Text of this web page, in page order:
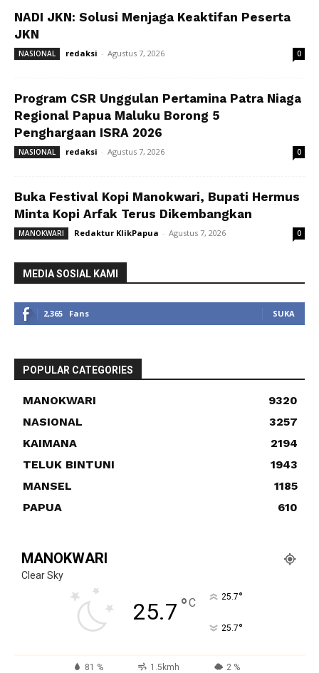
NADI JKN: Solusi Menjaga Keaktifan Peserta
JKN
NASIONAL redaksi - Agustus 7, 2026 0
Program CSR Unggulan Pertamina Patra Niaga
Regional Papua Maluku Borong 5
Penghargaan ISRA 2026
NASIONAL redaksi - Agustus 7, 2026 0
Buka Festival Kopi Manokwari, Bupati Hermus
Minta Kopi Arfak Terus Dikembangkan
MANOKWARI Redaktur KlikPapua - Agustus 7, 2026 0
MEDIA SOSIAL KAMI
2,365 Fans SUKA
POPULAR CATEGORIES
MANOKWARI
9320
NASIONAL
3257
KAIMANA
2194
TELUK BINTUNI
1943
MANSEL
1185
PAPUA
610
MANOKWARI
Clear Sky
25.7 °C 25.7°
25.7°
81 % 1.5kmh 2 %